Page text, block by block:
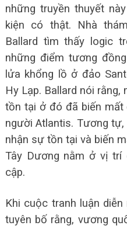
những truyền thuyết
kiện có thật. Nhà
Ballard tìm thấy logic
những điểm tương
lửa khổng lồ ở đảo
Hy Lạp. Ballard nói
tồn tại ở đó đã biến
người Atlantis. Tương
nhận sự tồn tại và biến
Tây Dương nằm ở vị trí
cập.
Khi cuộc tranh luận
tuyên bố rằng, vương